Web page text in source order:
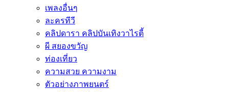
เพลงอื่นๆ
ละครทีวี
คลิปดารา คลิปบันเทิงวาไรตี้
ผี สยองขวัญ
ท่องเที่ยว
ความสวย ความงาม
ตัวอย่างภาพยนตร์